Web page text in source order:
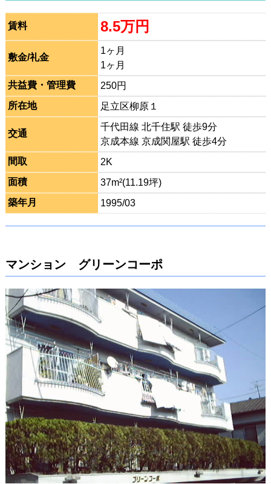
賃料 8.5万円
敷金/礼金
1ヶ月
1ヶ月
共益費・管理費
250円
所在地
足立区柳原１
交通
千代田線 北千住駅 徒歩9分
京成本線 京成関屋駅 徒歩4分
間取
2K
面積
37m²(11.19坪)
築年月
1995/03
マンション グリーンコーポ